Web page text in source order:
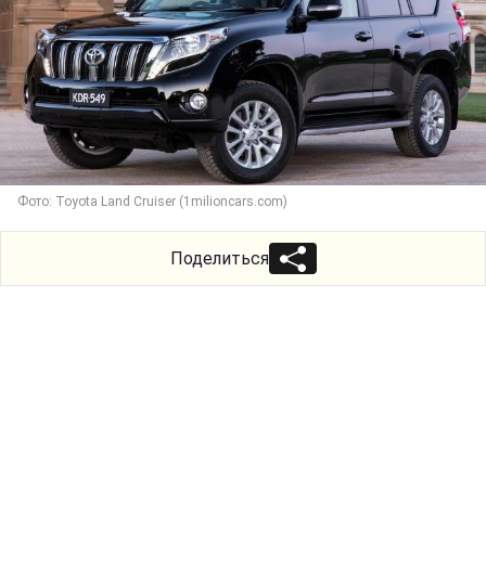
Фото: Toyota Land Cruiser (1milioncars.com)
Поделиться